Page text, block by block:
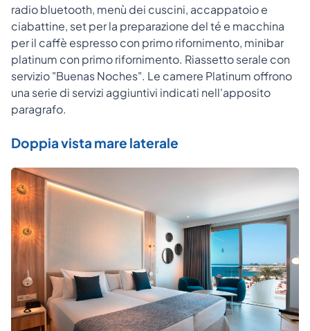
radio bluetooth, menù dei cuscini, accappatoio e
ciabattine, set per la preparazione del té e macchina
per il caffè espresso con primo rifornimento, minibar
platinum con primo rifornimento. Riassetto serale con
servizio "Buenas Noches". Le camere Platinum offrono
una serie di servizi aggiuntivi indicati nell'apposito
paragrafo.
Doppia vista mare laterale